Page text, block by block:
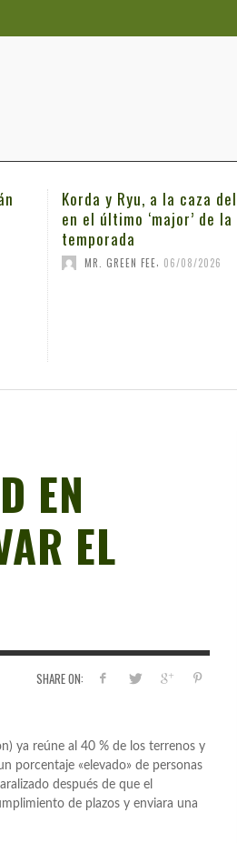
Korda y Ryu, a la caza
en el último ‘major’ de la
temporada
MR. GREEN FEE 06/08/2026
EN
EL
SHARE ON:
ya reúne al 40 % de los terrenos y
porcentaje «elevado» de personas
después de que el
de plazos y enviara una